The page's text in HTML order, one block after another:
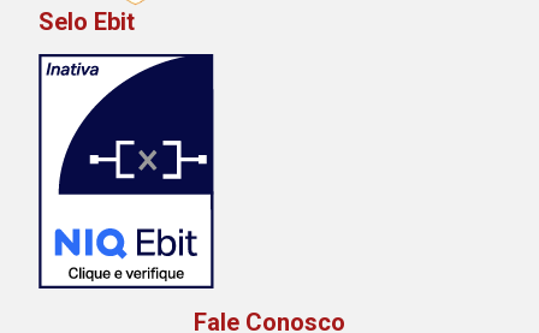
Selo Ebit
Fale Conosco